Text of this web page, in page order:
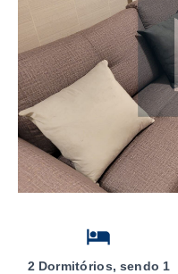
2 Dormitórios, sendo 1